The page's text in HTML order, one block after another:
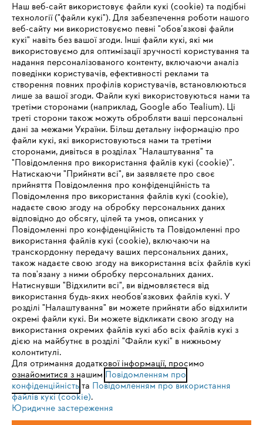
Зареєструватись зараз
#STIHL
Про компанію STIHL
Запитання та відповіді
Сервіс
Політика конфіденційності Вихідні дані Cookies
Юридична інформація
IHR BROWSER WIRD NICHT
UNTERSTÜTZT
Sie nutzen einen Browser, den wir noch nicht unterstützen. Für
eine optimale Nutzung unserer Seite empfehlen wir Ihnen, zu
einem der folgenden Browser zu wechseln:
Firefox Chrome
Наш веб-сайт використовує файли кукі (cookie) та подібні
технології ("файли кукі"). Для забезпечення роботи нашого
веб-сайту ми використовуємо певні "обов’язкові файли
кукі" навіть без вашої згоди. Інші файли кукі, які ми
використовуємо для оптимізації зручності користування та
надання персоналізованого контенту, включаючи аналіз
поведінки користувачів, ефективності реклами та
створення повних профілів користувачів, встановлюються
лише за вашої згоди. Файли кукі використовуються нами та
третіми сторонами (наприклад, Google або Tealium). Ці
треті сторони також можуть обробляти ваші персональні
дані за межами України. Більш детальну інформацію про
файли кукі, які використовуються нами та третіми
сторонами, дивіться в розділах "Налаштування" та
"Повідомлення про використання файлів кукі (cookie)”.
Натискаючи "Прийняти всі", ви заявляєте про своє
прийняття Повідомлення про конфіденційність та
Повідомлення про використання файлів кукі (cookie),
надаєте свою згоду на обробку персональних даних
відповідно до обсягу, цілей та умов, описаних у
Повідомленні про конфіденційність та Повідомленні про
використання файлів кукі (cookie), включаючи на
транскордонну передачу ваших персональних даних,
також надаєте свою згоду на використання всіх файлів кукі
та пов'язану з ними обробку персональних даних.
Натиснувши "Відхилити всі", ви відмовляєтеся від
використання будь-яких необов'язкових файлів кукі. У
розділі "Налаштування" ви можете прийняти або відхилити
окремі файли кукі. Ви можете відкликати свою згоду на
використання окремих файлів кукі або всіх файлів кукі з
дією на майбутнє в розділі "Файли кукі" в нижньому
колонтитулі.
Для отримання додаткової інформації, просимо
ознайомитися з нашим Повідомленням про
конфіденційністьта Повідомленням про використання
файлів кукі (cookie).
Юридичне застереження